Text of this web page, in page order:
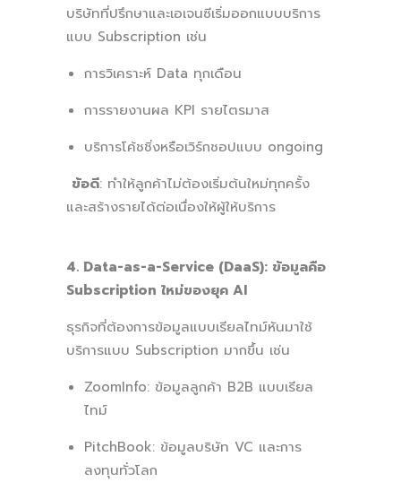
บริษัทที่ปรึกษาและเอเจนซีเริ่มออกแบบบริการ
แบบ Subscription เช่น
การวิเคราะห์ Data ทุกเดือน
การรายงานผล KPI รายไตรมาส
บริการโค้ชชิ่งหรือเวิร์กชอปแบบ ongoing
ข้อดี: ทำให้ลูกค้าไม่ต้องเริ่มต้นใหม่ทุกครั้ง
และสร้างรายได้ต่อเนื่องให้ผู้ให้บริการ
4. Data-as-a-Service (DaaS): ข้อมูลคือ
Subscription ใหม่ของยุค AI
ธุรกิจที่ต้องการข้อมูลแบบเรียลไทม์หันมาใช้
บริการแบบ Subscription มากขึ้น เช่น
ZoomInfo: ข้อมูลลูกค้า B2B แบบเรียล
ไทม์
PitchBook: ข้อมูลบริษัท VC และการ
ลงทุนทั่วโลก